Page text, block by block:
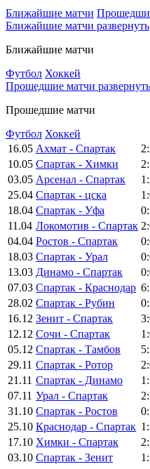
Ближайшие матчи
Ближайшие матчи развернуть
Ближайшие матчи
Футбол Хоккей
Прошедшие матчи развернуть
Прошедшие матчи
Футбол Хоккей
16.05 Ахмат - Спартак
10.05 Спартак - Химки
03.05 Арсенал - Спартак
25.04 Спартак - цска
18.04 Спартак - Уфа
11.04 Локомотив - Спартак
04.04 Ростов - Спартак
18.03 Спартак - Урал
13.03 Динамо - Спартак
07.03 Спартак - Краснодар
28.02 Спартак - Рубин
16.12 Зенит - Спартак
12.12 Сочи - Спартак
05.12 Спартак - Тамбов
29.11 Спартак - Ротор
21.11 Спартак - Динамо
07.11 Урал - Спартак
31.10 Спартак - Ростов
25.10 Краснодар - Спартак
17.10 Химки - Спартак
03.10 Спартак - Зенит